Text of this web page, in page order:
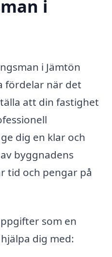
i
i Jämtön
fördelar när det
att din fastighet
dig en klar och
byggnadens
tid och pengar på
som en
dig med: